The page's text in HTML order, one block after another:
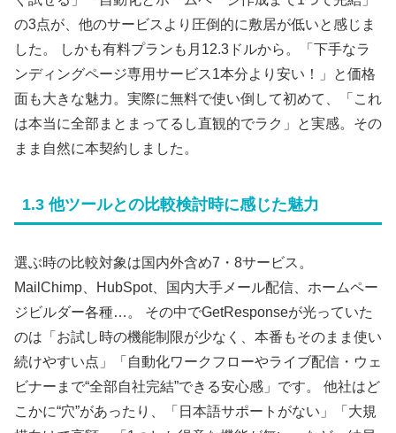
の3点が、他のサービスより圧倒的に敷居が低いと感じま
した。 しかも有料プランも月12.3ドルから。「下手なラ
ンディングページ専用サービス1本分より安い！」と価格
面も大きな魅力。実際に無料で使い倒して初めて、「これ
は本当に全部まとまってるし直観的でラク」と実感。その
まま自然に本契約しました。
1.3 他ツールとの比較検討時に感じた魅力
選ぶ時の比較対象は国内外含め7・8サービス。
MailChimp、HubSpot、国内大手メール配信、ホームペー
ジビルダー各種…。 その中でGetResponseが光っていた
のは「お試し時の機能制限が少なく、本番もそのまま使い
続けやすい点」「自動化ワークフローやライブ配信・ウェ
ビナーまで“全部自社完結”できる安心感」です。 他社はど
こかに“穴”があったり、「日本語サポートがない」「大規